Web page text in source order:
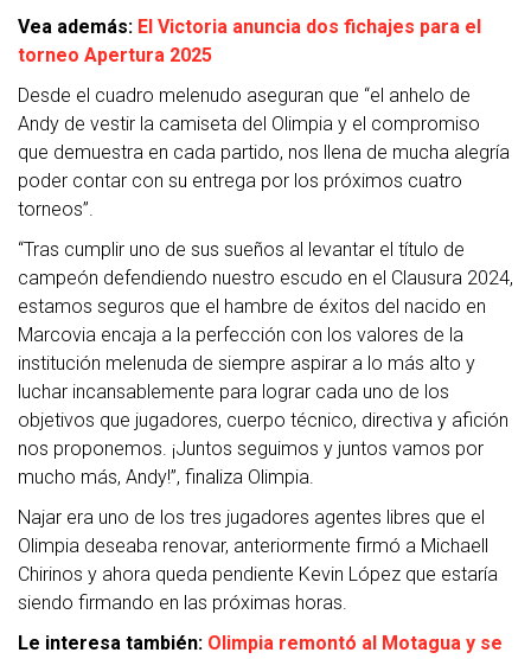
Vea además: El Victoria anuncia dos fichajes para el
torneo Apertura 2025
Desde el cuadro melenudo aseguran que “el anhelo de
Andy de vestir la camiseta del Olimpia y el compromiso
que demuestra en cada partido, nos llena de mucha alegría
poder contar con su entrega por los próximos cuatro
torneos”.
“Tras cumplir uno de sus sueños al levantar el título de
campeón defendiendo nuestro escudo en el Clausura 2024,
estamos seguros que el hambre de éxitos del nacido en
Marcovia encaja a la perfección con los valores de la
institución melenuda de siempre aspirar a lo más alto y
luchar incansablemente para lograr cada uno de los
objetivos que jugadores, cuerpo técnico, directiva y afición
nos proponemos. ¡Juntos seguimos y juntos vamos por
mucho más, Andy!”, finaliza Olimpia.
Najar era uno de los tres jugadores agentes libres que el
Olimpia deseaba renovar, anteriormente firmó a Michaell
Chirinos y ahora queda pendiente Kevin López que estaría
siendo firmando en las próximas horas.
Le interesa también: Olimpia remontó al Motagua y se